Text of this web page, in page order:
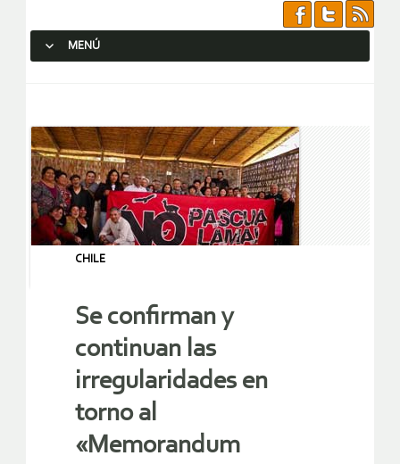
MENÚ
CHILE
Se confirman y
continuan las
irregularidades en
torno al
«Memorandum